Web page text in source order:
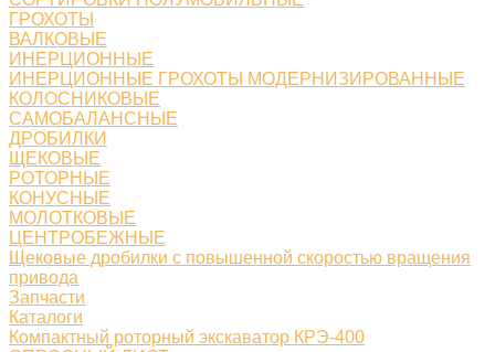
ГРОХОТЫ
ВАЛКОВЫЕ
ИНЕРЦИОННЫЕ
ИНЕРЦИОННЫЕ ГРОХОТЫ МОДЕРНИЗИРОВАННЫЕ
КОЛОСНИКОВЫЕ
САМОБАЛАНСНЫЕ
ДРОБИЛКИ
ЩЕКОВЫЕ
РОТОРНЫЕ
КОНУСНЫЕ
МОЛОТКОВЫЕ
ЦЕНТРОБЕЖНЫЕ
Щековые дробилки с повышенной скоростью вращения
привода
Запчасти
Каталоги
Компактный роторный экскаватор КРЭ-400